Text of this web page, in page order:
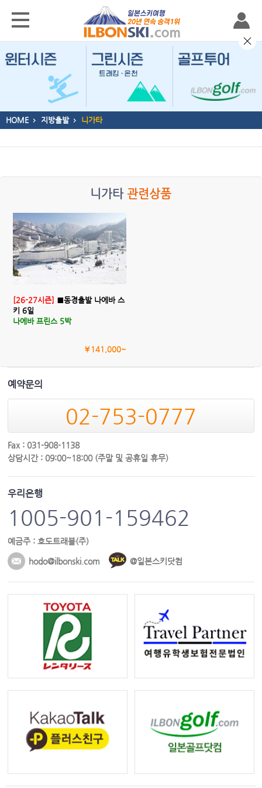
HOME 지방출발 니가타
니가타 관련상품
[26-27시즌] ■동경출발 나에바 스
키 6일
나에바 프린스 5박
￥141,000~
예약문의
02-753-0777
Fax : 031-908-1138
상담시간 : 09:00~18:00 (주말 및 공휴일 휴무)
우리은행
1005-901-159462
예금주 : 호도트래블(주)
hodo@ilbonski.com @일본스키닷컴